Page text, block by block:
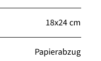
18x24 cm
Papierabzug